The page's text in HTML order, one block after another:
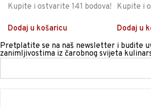
Kupite i ostvarite 141 bodova!
Dodaj u košaricu
Kupite i
Dodaj u
Pretplatite se na naš newsletter i budite
zanimljivostima iz čarobnog svijeta